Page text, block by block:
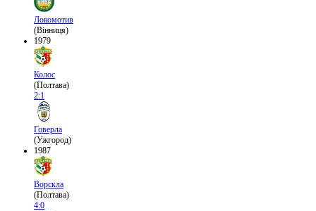
Локомотив
(Вінниця)
1979
Колос
(Полтава)
2:1
Говерла
(Ужгород)
1987
Ворскла
(Полтава)
4:0